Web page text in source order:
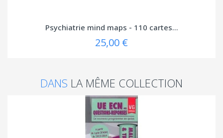
Psychiatrie mind maps - 110 cartes...
25,00 €
DANS LA MÊME COLLECTION